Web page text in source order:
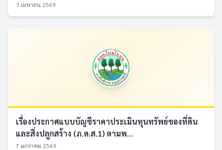
3 เมษายน 2569
เรื่องประกาศแบบบัญชีราคาประเมินทุนทรัพย์ของที่ดิน
และสิ่งปลูกสร้าง (ภ.ด.ส.1) ตามพ...
7 มกราคม 2569